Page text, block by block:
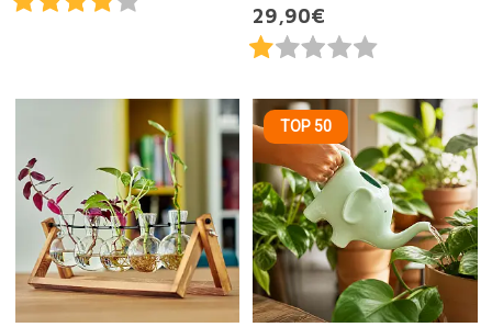
29,90€
TOP 50